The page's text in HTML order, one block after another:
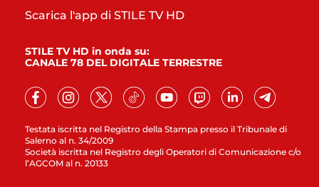
Testata iscritta nel Registro della Stampa presso il Tribunale di
Salerno al n. 34/2009
Società iscritta nel Registro degli Operatori di Comunicazione c/o
l’AGCOM al n. 20133
Scarica l'app di STILE TV HD
STILE TV HD in onda su:
CANALE 78 DEL DIGITALE TERRESTRE